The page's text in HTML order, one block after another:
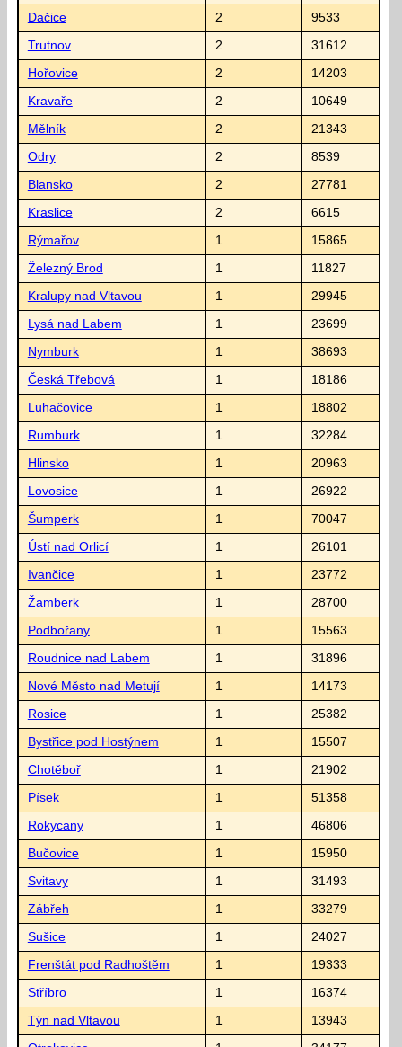
Dačice 2 9533
Trutnov 2 31612
Hořovice 2 14203
Kravaře 2 10649
Mělník 2 21343
Odry 2 8539
Blansko 2 27781
Kraslice 2 6615
Rýmařov 1 15865
Železný Brod 1 11827
Kralupy nad Vltavou 1 29945
Lysá nad Labem 1 23699
Nymburk 1 38693
Česká Třebová 1 18186
Luhačovice 1 18802
Rumburk 1 32284
Hlinsko 1 20963
Lovosice 1 26922
Šumperk 1 70047
Ústí nad Orlicí 1 26101
Ivančice 1 23772
Žamberk 1 28700
Podbořany 1 15563
Roudnice nad Labem 1 31896
Nové Město nad Metují 1 14173
Rosice 1 25382
Bystřice pod Hostýnem 1 15507
Chotěboř 1 21902
Písek 1 51358
Rokycany 1 46806
Bučovice 1 15950
Svitavy 1 31493
Zábřeh 1 33279
Sušice 1 24027
Frenštát pod Radhoštěm 1 19333
Stříbro 1 16374
Týn nad Vltavou 1 13943